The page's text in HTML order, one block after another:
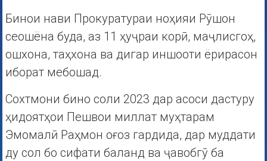
Бинои нави Прокуратураи ноҳияи Рӯшон
сеошёна буда, аз 11 ҳуҷраи корӣ, маҷлисгоҳ,
ошхона, таҳхона ва дигар иншооти ёрирасон
иборат мебошад.
Сохтмони бино соли 2023 дар асоси дастуру
ҳидоятҳои Пешвои миллат муҳтарам
Эмомалӣ Раҳмон оғоз гардида, дар муддати
ду сол бо сифати баланд ва ҷавобгӯ ба